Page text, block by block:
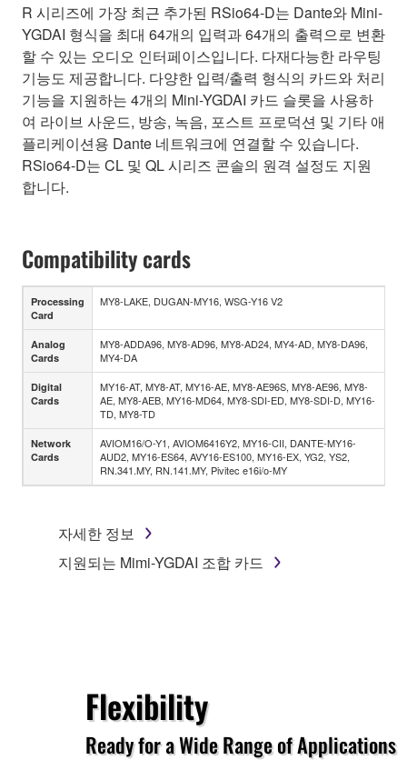
R 시리즈에 가장 최근 추가된 RSio64-D는 Dante와 Mini-
YGDAI 형식을 최대 64개의 입력과 64개의 출력으로 변환
할 수 있는 오디오 인터페이스입니다. 다재다능한 라우팅
기능도 제공합니다. 다양한 입력/출력 형식의 카드와 처리
기능을 지원하는 4개의 Mini-YGDAI 카드 슬롯을 사용하
여 라이브 사운드, 방송, 녹음, 포스트 프로덕션 및 기타 애
플리케이션용 Dante 네트워크에 연결할 수 있습니다.
RSio64-D는 CL 및 QL 시리즈 콘솔의 원격 설정도 지원
합니다.
Compatibility cards
Processing
Card
MY8-LAKE, DUGAN-MY16, WSG-Y16 V2
Analog
Cards
MY8-ADDA96, MY8-AD96, MY8-AD24, MY4-AD, MY8-DA96,
MY4-DA
Digital
Cards
MY16-AT, MY8-AT, MY16-AE, MY8-AE96S, MY8-AE96, MY8-
AE, MY8-AEB, MY16-MD64, MY8-SDI-ED, MY8-SDI-D, MY16-
TD, MY8-TD
Network
Cards
AVIOM16/O-Y1, AVIOM6416Y2, MY16-CII, DANTE-MY16-
AUD2, MY16-ES64, AVY16-ES100, MY16-EX, YG2, YS2,
RN.341.MY, RN.141.MY, Pivitec e16i/o-MY
자세한 정보
지원되는 Mimi-YGDAI 조합 카드
Flexibility
Ready for a Wide Range of Applications